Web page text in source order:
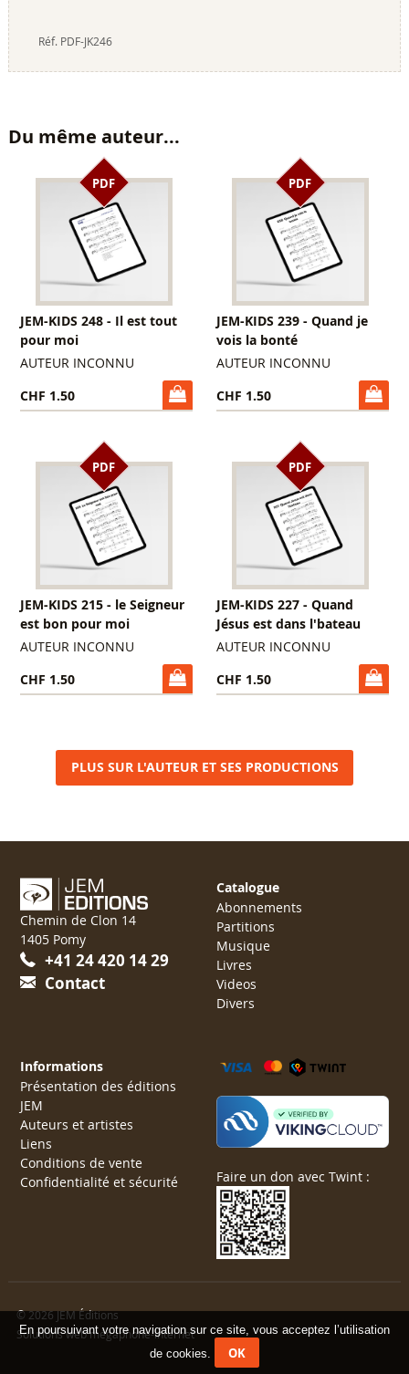
En poursuivant votre navigation sur ce site, vous acceptez l’utilisation
de cookies.
OK
Réf. PDF-JK246
Du même auteur...
PDF
JEM-KIDS 248 - Il est tout
pour moi
AUTEUR INCONNU
CHF 1.50
PDF
JEM-KIDS 239 - Quand je
vois la bonté
AUTEUR INCONNU
CHF 1.50
PDF
JEM-KIDS 215 - le Seigneur
est bon pour moi
AUTEUR INCONNU
CHF 1.50
PDF
JEM-KIDS 227 - Quand
Jésus est dans l'bateau
AUTEUR INCONNU
CHF 1.50
PLUS SUR L'AUTEUR ET SES PRODUCTIONS
Chemin de Clon 14
1405 Pomy
+41 24 420 14 29
Contact
Catalogue
Abonnements
Partitions
Musique
Livres
Videos
Divers
Informations
Présentation des éditions
JEM
Auteurs et artistes
Liens
Conditions de vente
Confidentialité et sécurité
Faire un don avec Twint :
© 2026 JEM Éditions
Solutions web mégaphone-internet